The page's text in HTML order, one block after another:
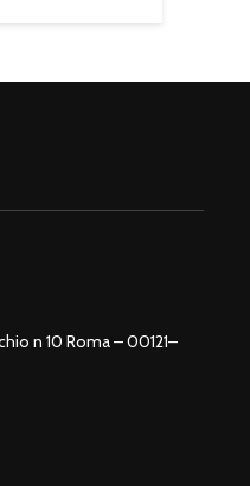
n 10 Roma – 00121–